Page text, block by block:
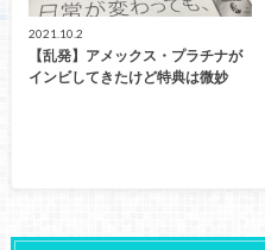
2021.10.2
【乱発】アメックス・プラチナが
インビしてきたけど特典は微妙